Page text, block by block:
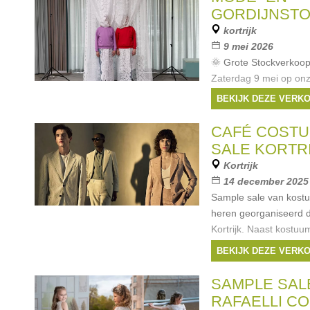
kortrijk
9 mei 2026
🌞 Grote
Zaterdag 9 mei op
Modecoupons van
Nieuwe
merk Maan 🪟 Deco
BEKIJK DEZE
CAFÉ
SALE
Kortrijk
14 december 2025
Sample sale van
heren georganiseerd
Kortrijk. Naast
stoffen. Kortingen tot
68 Maten dames: 32
Merken:Café
BEKIJK DEZE
SAMPLE
RAFAELLI